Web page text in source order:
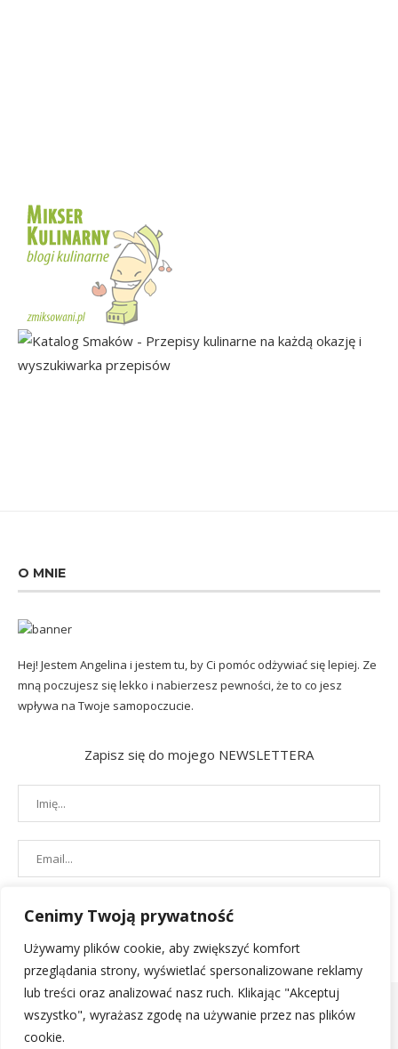
Cenimy Twoją prywatność
Używamy plików cookie, aby zwiększyć komfort
przeglądania strony, wyświetlać spersonalizowane reklamy
lub treści oraz analizować nasz ruch. Klikając "Akceptuj
wszystko", wyrażasz zgodę na używanie przez nas plików
cookie.
O MNIE
Hej! Jestem Angelina i jestem tu, by Ci pomóc odżywiać się lepiej. Ze
mną poczujesz się lekko i nabierzesz pewności, że to co jesz
wpływa na Twoje samopoczucie.
Zapisz się do mojego NEWSLETTERA